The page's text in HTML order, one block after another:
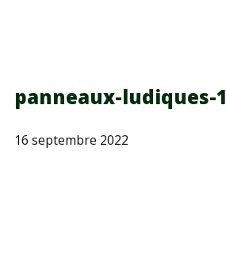
panneaux-ludiques-1
16 septembre 2022